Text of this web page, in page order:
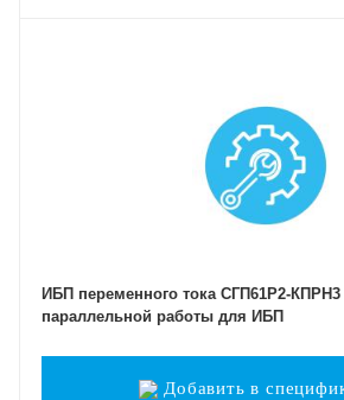
ИБП переменного тока СГП61Р2-
параллельной работы для ИБП
Добавить в